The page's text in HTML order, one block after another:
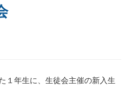
１年生に、生徒会主催の新入生